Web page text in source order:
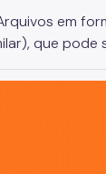
em
que pode
Paulo,